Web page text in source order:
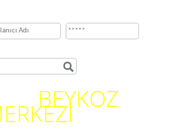
BEYKOZ